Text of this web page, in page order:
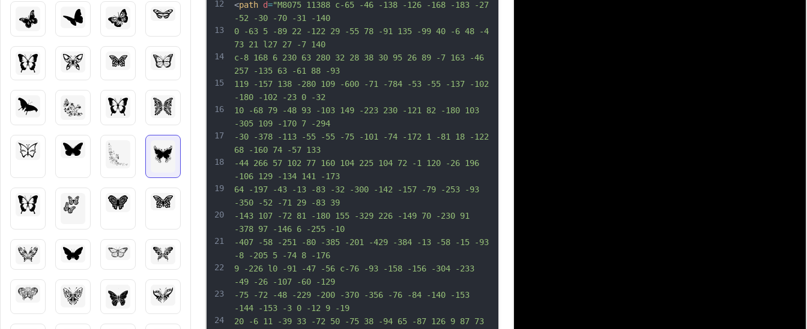
12
13
14
15
16
17
18
19
20
21
22
23
24
<path d="M8075 11388 c-65 -46 -138 -126 -168 -183 -27
-52 -30 -70 -31 -140
0 -63 5 -89 22 -122 29 -55 78 -91 135 -99 40 -6 48 -4
73 21 l27 27 -7 140
c-8 168 6 230 63 280 32 28 38 30 95 26 89 -7 163 -46
257 -135 63 -61 88 -93
119 -157 138 -280 109 -600 -71 -784 -53 -55 -137 -102
-180 -102 -23 0 -32
10 -68 79 -48 93 -103 149 -223 230 -121 82 -180 103
-305 109 -170 7 -294
-30 -378 -113 -55 -55 -75 -101 -74 -172 1 -81 18 -122
68 -160 74 -57 133
-44 266 57 102 77 160 104 225 104 72 -1 120 -26 196
-106 129 -134 141 -173
64 -197 -43 -13 -83 -32 -300 -142 -157 -79 -253 -93
-350 -52 -71 29 -83 39
-143 107 -72 81 -180 155 -329 226 -149 70 -230 91
-378 97 -146 6 -255 -10
-407 -58 -251 -80 -385 -201 -429 -384 -13 -58 -15 -93
-8 -205 5 -74 8 -176
9 -226 l0 -91 -47 -56 c-76 -93 -158 -156 -304 -233
-49 -26 -107 -60 -129
-75 -72 -48 -229 -200 -370 -356 -76 -84 -140 -153
-144 -153 -3 0 -12 9 -19
20 -6 11 -39 33 -72 50 -75 38 -94 65 -87 126 9 87 73